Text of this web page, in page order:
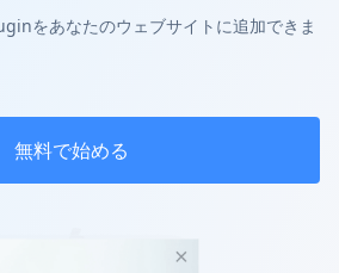
をあなたのウェブサイトに追加できま
無料で始める